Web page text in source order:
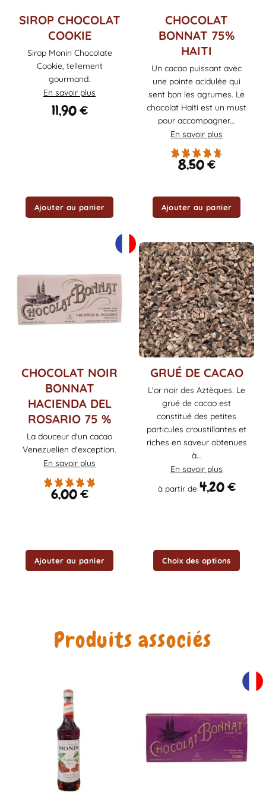
SIROP CHOCOLAT
COOKIE
Sirop Monin Chocolate
Cookie, tellement
gourmand.
En savoir plus
11,90€
Ajouter au panier
CHOCOLAT
BONNAT 75%
HAITI
Un cacao puissant avec
une pointe acidulée qui
sent bon les agrumes. Le
chocolat Haiti est un must
pour accompagner...
En savoir plus
8,50€
Ajouter au panier
CHOCOLAT NOIR
BONNAT
HACIENDA DEL
ROSARIO 75 %
La douceur d'un cacao
Venezuelien d'exception.
En savoir plus
6,00€
Ajouter au panier
GRUÉ DE CACAO
L'or noir des Aztèques. Le
grué de cacao est
constitué des petites
particules croustillantes et
riches en saveur obtenues
à...
En savoir plus
à partir de 4,20€
Choix des options
Ce
a
plusieurs
variations.
Les
options
Produits associés